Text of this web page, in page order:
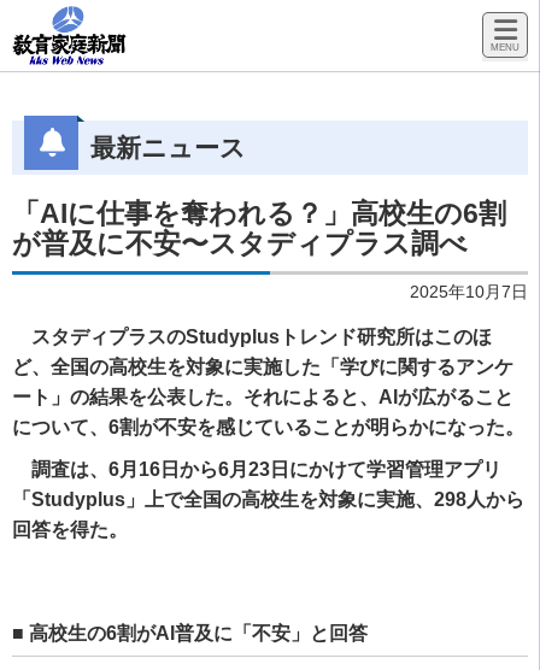
最新ニュース
「AIに仕事を奪われる？」高校生の6割
が普及に不安〜スタディプラス調べ
2025年10月7日
スタディプラスのStudyplusトレンド研究所はこのほ
ど、全国の高校生を対象に実施した「学びに関するアンケ
ート」の結果を公表した。それによると、AIが広がること
について、6割が不安を感じていることが明らかになった。
調査は、6月16日から6月23日にかけて学習管理アプリ
「Studyplus」上で全国の高校生を対象に実施、298人から
回答を得た。
■ 高校生の6割がAI普及に「不安」と回答